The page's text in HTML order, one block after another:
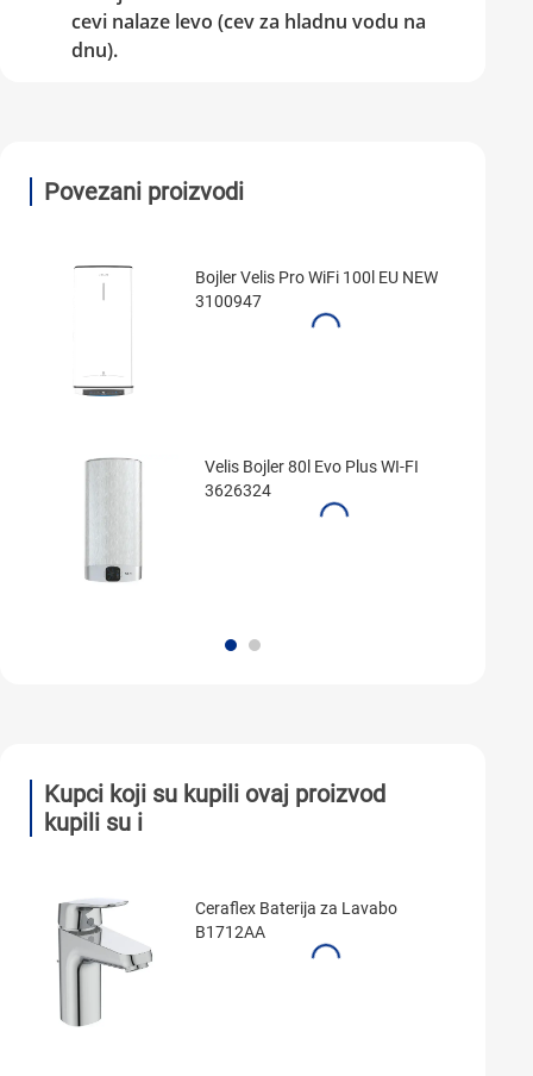
cevi nalaze levo (cev za hladnu vodu na
dnu).
Povezani proizvodi
Bojler Velis Pro WiFi 100l EU NEW
3100947
Velis Bojler 80l Evo Plus WI-FI
3626324
Kupci koji su kupili ovaj proizvod
kupili su i
Ceraflex Baterija za Lavabo
B1712AA